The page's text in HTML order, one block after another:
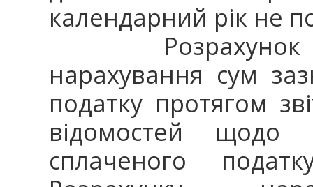
календарний рік не
Розрахунок
нарахування сум
податку протягом
відомостей щодо
сплаченого